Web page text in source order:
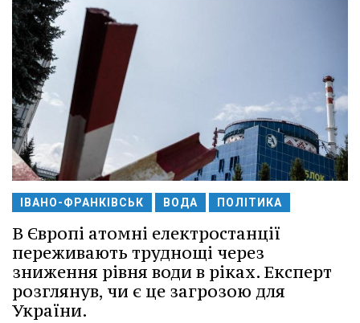
ІВАНО-ФРАНКІВСЬК ВОДА ПОЛІТИКА
В Європі атомні електростанції
переживають труднощі через
зниження рівня води в ріках. Експерт
розглянув, чи є це загрозою для
України.